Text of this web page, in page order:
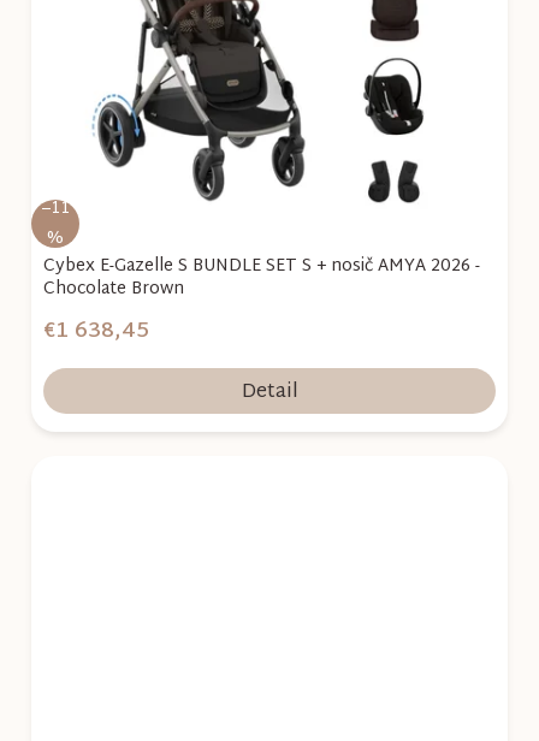
–11
%
Cybex E-Gazelle S BUNDLE SET S + nosič AMYA 2026 -
Chocolate Brown
€1 638,45
Detail